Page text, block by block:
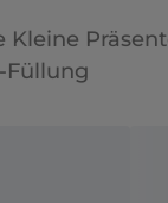
Kleine
Füllung